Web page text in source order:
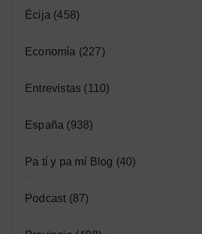
Écija (458)
Economía (227)
Entrevistas (110)
España (938)
Pa tí y pa mí Blog (40)
Podcast (87)